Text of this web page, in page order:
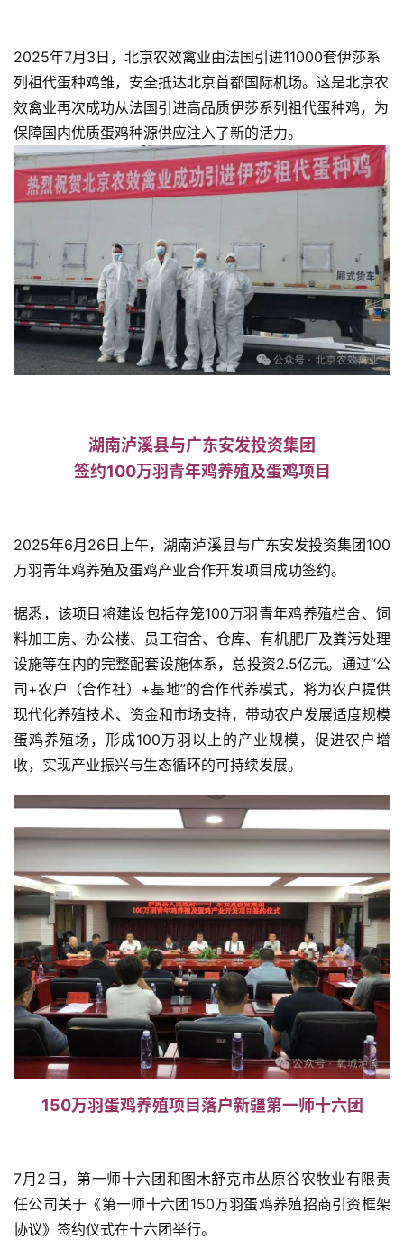
2025年7月3日，北京农效禽业由法国引进11000套伊莎系
列祖代蛋种鸡雏，安全抵达北京首都国际机场。这是北京农
效禽业再次成功从法国引进高品质伊莎系列祖代蛋种鸡，为
保障国内优质蛋鸡种源供应注入了新的活力。
湖南泸溪县与广东安发投资集团
签约100万羽青年鸡养殖及蛋鸡项目
2025年6月26日上午，湖南泸溪县与广东安发投资集团100
万羽青年鸡养殖及蛋鸡产业合作开发项目成功签约。
据悉，该项目将建设包括存笼100万羽青年鸡养殖栏舍、饲
料加工房、办公楼、员工宿舍、仓库、有机肥厂及粪污处理
设施等在内的完整配套设施体系，总投资2.5亿元。通过“公
司+农户（合作社）+基地”的合作代养模式，将为农户提供
现代化养殖技术、资金和市场支持，带动农户发展适度规模
蛋鸡养殖场，形成100万羽以上的产业规模，促进农户增
收，实现产业振兴与生态循环的可持续发展。
150万羽蛋鸡养殖项目落户新疆第一师十六团
7月2日，第一师十六团和图木舒克市丛原谷农牧业有限责
任公司关于《第一师十六团150万羽蛋鸡养殖招商引资框架
协议》签约仪式在十六团举行。